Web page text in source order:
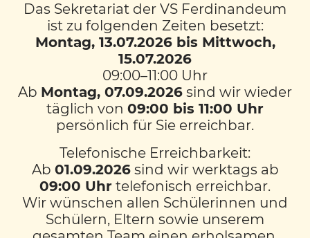
KONTAKT
mit musikalischem Schwerpunkt
8010 Graz
0316 872 69 10
0664 60 872 6910
Fax: 0316 872 69 11
E-Mail senden
LINKS
DOWNLOADS
KONTAKT/IMPRESSUM
Das Sekretariat der VS Ferdinandeum
ist zu folgenden Zeiten besetzt:
Montag, 13.07.2026 bis Mittwoch,
15.07.2026
09:00–11:00 Uhr
Ab Montag, 07.09.2026 sind wir wieder
täglich von 09:00 bis 11:00 Uhr
persönlich für Sie erreichbar.
Telefonische Erreichbarkeit:
Ab 01.09.2026sind wir werktags ab
09:00 Uhr telefonisch erreichbar.
Wir wünschen allen Schülerinnen und
Schülern, Eltern sowie unserem